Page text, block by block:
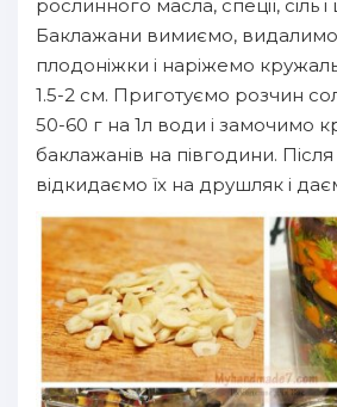
рослинного масла, спеції, сіль
Баклажани вимиємо,
плодоніжки і наріжемо
1.5-2 см. Приготуємо розчин
50-60 г на 1л води і замочимо
баклажанів на півгодини.
відкидаємо їх на друшляк і